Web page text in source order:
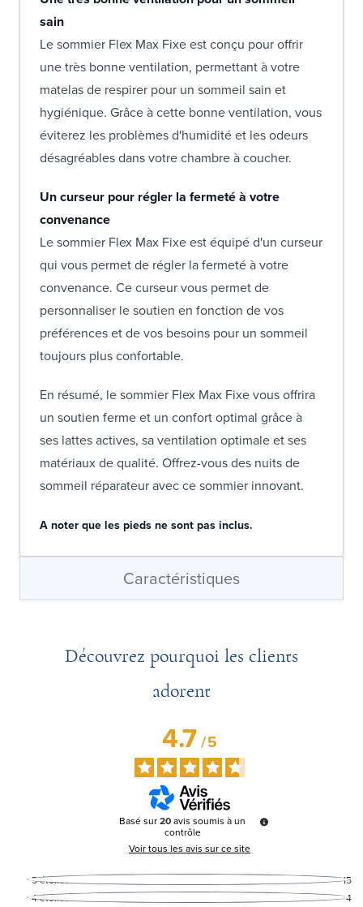
sain
Le sommier Flex Max Fixe est conçu pour offrir
une très bonne ventilation, permettant à votre
matelas de respirer pour un sommeil sain et
hygiénique. Grâce à cette bonne ventilation, vous
éviterez les problèmes d'humidité et les odeurs
désagréables dans votre chambre à coucher.
Un curseur pour régler la fermeté à votre
convenance
Le sommier Flex Max Fixe est équipé d'un curseur
qui vous permet de régler la fermeté à votre
convenance. Ce curseur vous permet de
personnaliser le soutien en fonction de vos
préférences et de vos besoins pour un sommeil
toujours plus confortable.
En résumé, le sommier Flex Max Fixe vous offrira
un soutien ferme et un confort optimal grâce à
ses lattes actives, sa ventilation optimale et ses
matériaux de qualité. Offrez-vous des nuits de
sommeil réparateur avec ce sommier innovant.
A noter que les pieds ne sont pas inclus.
Caractéristiques
Découvrez pourquoi les clients
adorent
4.7/5
Basé sur20avis soumis à un
contrôle
Voir tous les avis sur ce site
5étoiles
15
4étoiles
4